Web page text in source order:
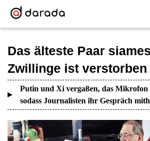
Das älteste Paar
Zwillinge ist verstorben
Putin und Xi vergaßen, das Mikrofon
sodass Journalisten ihr Gespräch